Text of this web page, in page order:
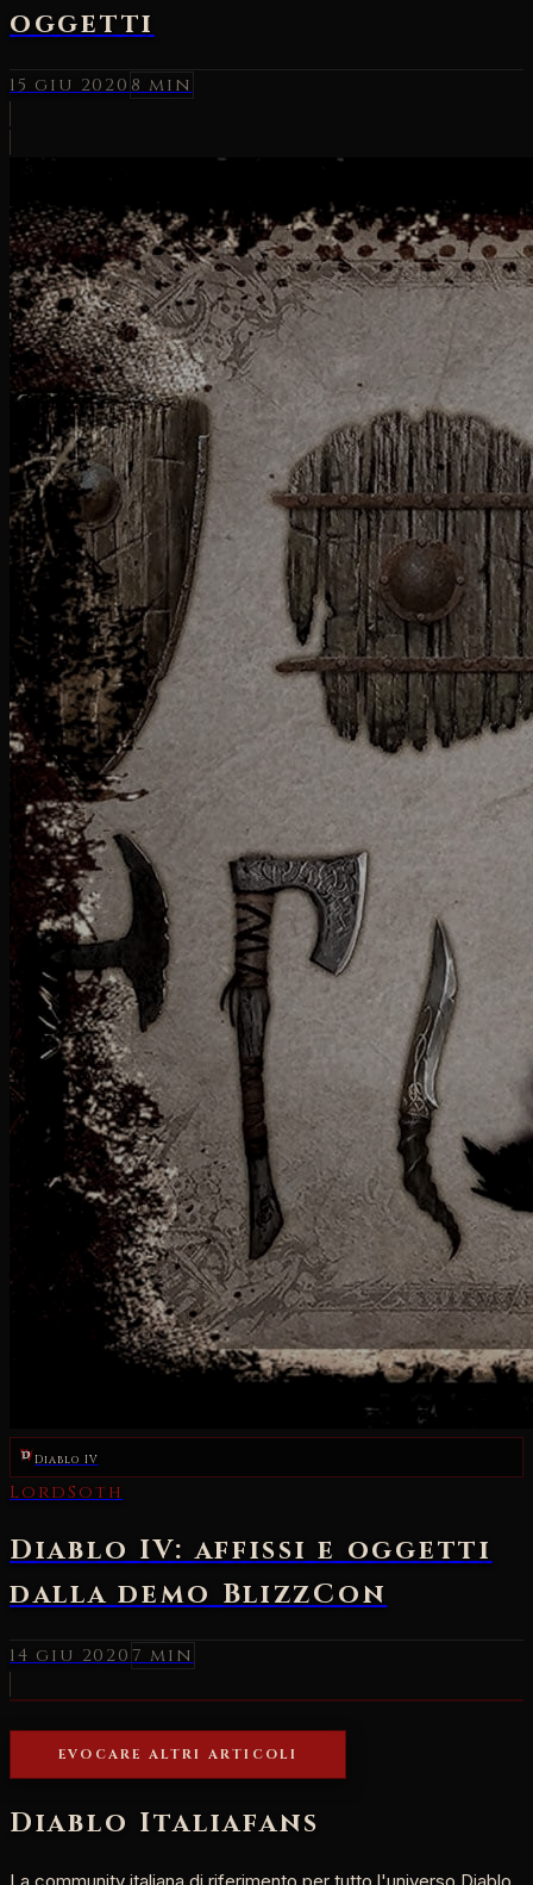
oggetti
15 giu 2020 8 min
Diablo IV
LordSoth
Diablo IV: affissi e oggetti
dalla demo BlizzCon
14 giu 2020 7 min
EVOCARE ALTRI ARTICOLI
Diablo Italiafans